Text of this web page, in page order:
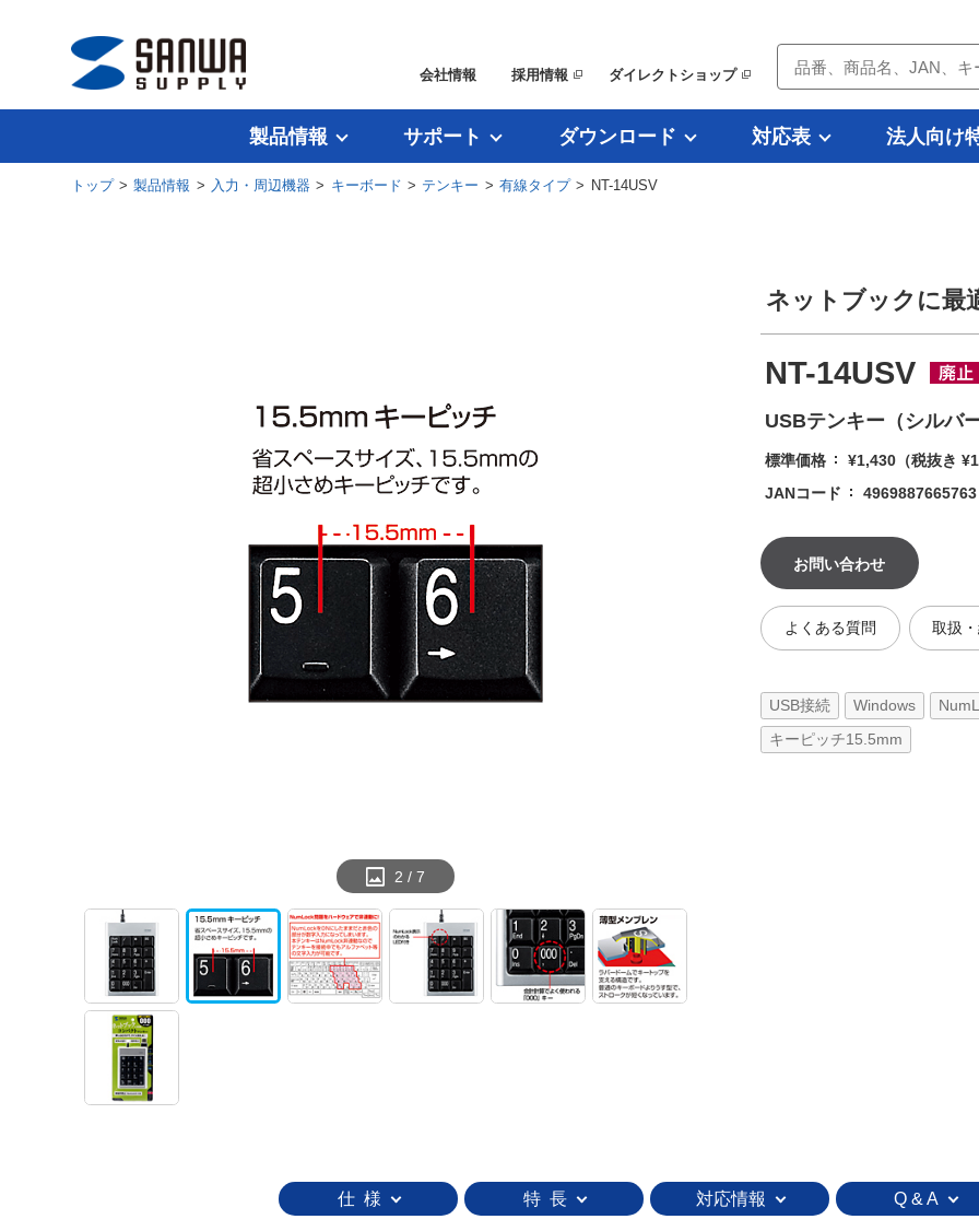
会社情報 採用情報 ダイレクトショップ
製品情報 サポート ダウンロード 対応表 法人向け
トップ>製品情報 > 入力・周辺機器 > キーボード > テンキー > 有線タイプ> NT-14USV
2 / 7
ネットブックに最
NT-14USV
USBテンキー（シルバー
標準価格 ¥1,430 （税抜き
JANコード
4969887665763
お問い合わせ
よくある質問 取扱
USB接続 Windows
キーピッチ15.5mm
仕 様 特 長 対応情報 Q & A